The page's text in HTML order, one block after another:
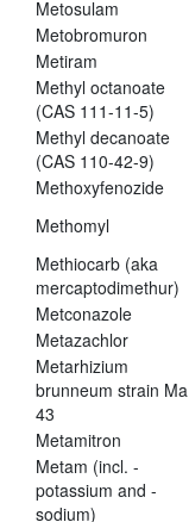
Metosulam
Metobromuron
Metiram
Methyl octanoate
(CAS 111-11-5)
Methyl decanoate
(CAS 110-42-9)
Methoxyfenozide
Methomyl
Methiocarb (aka
mercaptodimethur)
Metconazole
Metazachlor
Metarhizium
brunneum strain Ma
43
Metamitron
Metam (incl. -
potassium and -
sodium)